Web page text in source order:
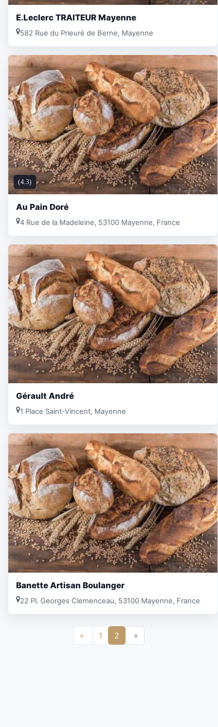
E.Leclerc TRAITEUR Mayenne
582 Rue du Prieuré de Berne, Mayenne
(4.3)
Au Pain Doré
4 Rue de la Madeleine, 53100 Mayenne, France
Gérault André
1 Place Saint-Vincent, Mayenne
Banette Artisan Boulanger
22 Pl. Georges Clemenceau, 53100 Mayenne, France
« 1 2 »